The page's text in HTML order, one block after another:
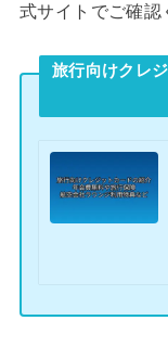
式サイトでご確認
旅行向けクレ